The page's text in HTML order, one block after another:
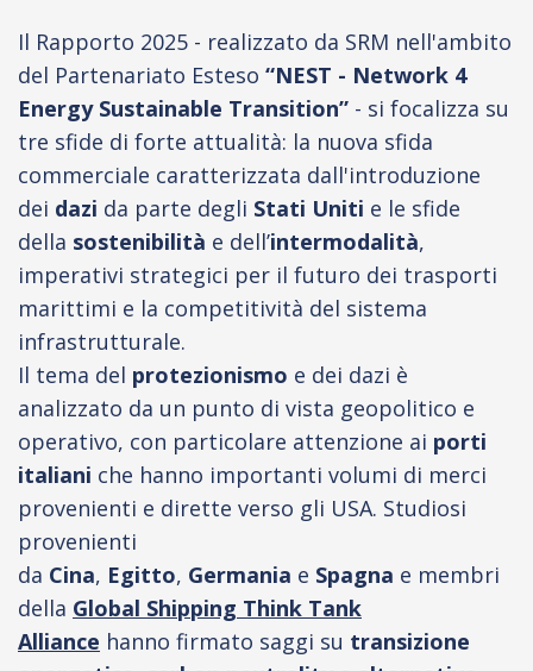
Il Rapporto 2025 - realizzato da SRM nell'ambito
del Partenariato Esteso “NEST - Network 4
Energy Sustainable Transition” - si focalizza su
tre sfide di forte attualità: la nuova sfida
commerciale caratterizzata dall'introduzione
dei dazi da parte degli Stati Uniti e le sfide
della sostenibilità e dell’intermodalità,
imperativi strategici per il futuro dei trasporti
marittimi e la competitività del sistema
infrastrutturale.
Il tema del protezionismo e dei dazi è
analizzato da un punto di vista geopolitico e
operativo, con particolare attenzione ai porti
italiani che hanno importanti volumi di merci
provenienti e dirette verso gli USA. Studiosi
provenienti
da Cina, Egitto, Germania e Spagna e membri
della Global Shipping Think Tank
Alliance hanno firmato saggi su transizione